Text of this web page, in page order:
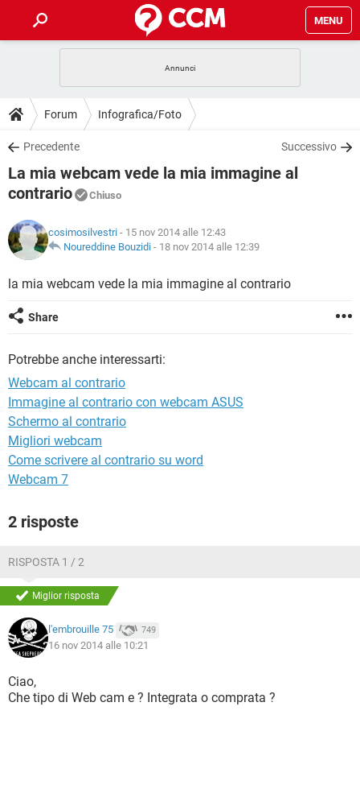
MENU
INTRATTENIMENTO ANDROID
iOS
INSTAGRAM WHATSAPP
TIKTOK
HARDWARE
GUIDE
COVID-19
iOS
TIKTOK FACEBOOK
DOWNLOAD
COVID-19 GAMING
INTRATTENIMENTO
iOS WINDOWS 10
INSTAGRAM
TIKTOK FACEBOOK
HARDWARE
FORUM
INTRATTENIMENTO ANDROID
TIKTOK
HARDWARE
GLOSSARIO
COVID-19
INTRATTENIMENTO ANDROID
iOS
TIKTOK
Forum Infografica/Foto
Precedente Successivo
La mia webcam vede la mia immagine al
contrario
Chiuso
cosimosilvestri - 15 nov 2014 alle 12:43
Noureddine Bouzidi - 18 nov 2014 alle 12:39
la mia webcam vede la mia immagine al contrario
Share
Potrebbe anche interessarti:
Webcam al contrario
Immagine al contrario con webcam ASUS
Schermo al contrario
Migliori webcam
Come scrivere al contrario su word
Webcam 7
2 risposte
RISPOSTA 1 / 2
Miglior risposta
l'embrouille 75 749
16 nov 2014 alle 10:21
Ciao,
Che tipo di Web cam e ? Integrata o comprata ?